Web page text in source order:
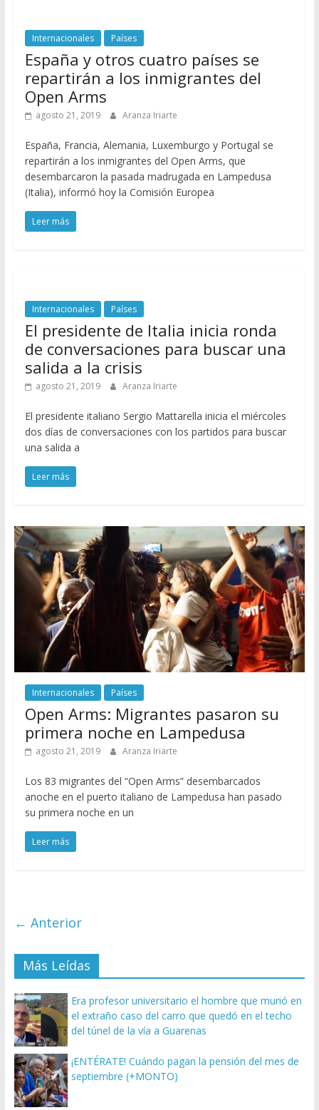
Internacionales Países
España y otros cuatro países se
repartirán a los inmigrantes del
Open Arms
agosto 21, 2019 Aranza Iriarte
España, Francia, Alemania, Luxemburgo y Portugal se
repartirán a los inmigrantes del Open Arms, que
desembarcaron la pasada madrugada en Lampedusa
(Italia), informó hoy la Comisión Europea
Leer más
Internacionales Países
El presidente de Italia inicia ronda
de conversaciones para buscar una
salida a la crisis
agosto 21, 2019 Aranza Iriarte
El presidente italiano Sergio Mattarella inicia el miércoles
dos días de conversaciones con los partidos para buscar
una salida a
Leer más
Internacionales Países
Open Arms: Migrantes pasaron su
primera noche en Lampedusa
agosto 21, 2019 Aranza Iriarte
Los 83 migrantes del “Open Arms” desembarcados
anoche en el puerto italiano de Lampedusa han pasado
su primera noche en un
Leer más
← Anterior
Más Leídas
Era profesor universitario el hombre que murió en
el extraño caso del carro que quedó en el techo
del túnel de la vía a Guarenas
¡ENTÉRATE! Cuándo pagan la pensión del mes de
septiembre (+MONTO)